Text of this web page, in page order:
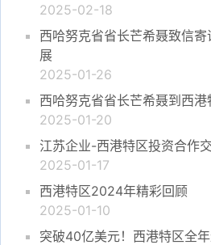
2025-02-18
西哈努克省省长芒希聂致信
展
2025-01-26
西哈努克省省长芒希聂到西
2025-01-20
江苏企业-西港特区投资合作
2025-01-17
西港特区2024年精彩回顾
2025-01-10
突破40亿美元！西港特区全